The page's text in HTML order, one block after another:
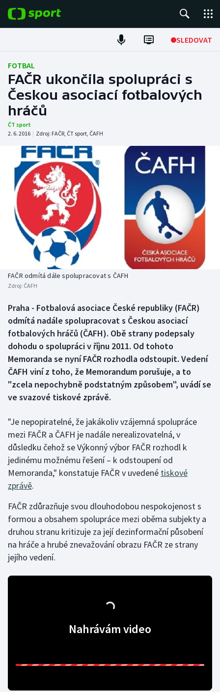
SLEDOVAT
Fotbal
Hokej
Tenis
Atletika
Cyklistika
DALŠÍ SPORTY
Americký fotbal
Baseball a softbal
Basketbal
Biatlon
Box
Curling
Dostihy
Golf
Gymnastika
Házená
Jezdectví
Judo
Krasobruslení
Moderní pětiboj
NEPŘEHLÉDNĚTE
Soutěže
Historické návraty
Aplikace ČT sport
FOTBAL
FAČR ukončila spolupráci s
Českou asociací fotbalových
hráčů
ČT sport
2. 6. 2016 | Zdroj: FAČR, ČT sport, ČAFH
FAČR odmítá dále spolupracovat s ČAFH
Zdroj: ČAFH
Praha - Fotbalová asociace České republiky (FAČR)
odmítá nadále spolupracovat s Českou asociací
fotbalových hráčů (ČAFH). Obě strany podepsaly
dohodu o spolupráci v říjnu 2011. Od tohoto
Memoranda se nyní FAČR rozhodla odstoupit. Vedení
ČAFH viní z toho, že Memorandum porušuje, a to
"zcela nepochybně podstatným způsobem", uvádí se
ve svazové tiskové zprávě.
"Je nepopiratelné, že jakákoliv vzájemná spolupráce
mezi FAČR a ČAFH je nadále nerealizovatelná, v
důsledku čehož se Výkonný výbor FAČR rozhodl k
jedinému možnému řešení – k odstoupení od
Memoranda," konstatuje FAČR v uvedené tiskové
zprávě.
FAČR zdůrazňuje svou dlouhodobou nespokojenost s
formou a obsahem spolupráce mezi oběma subjekty a
druhou stranu kritizuje za její dezinformační působení
na hráče a hrubé znevažování obrazu FAČR ze strany
jejího vedení.
Nahrávám video